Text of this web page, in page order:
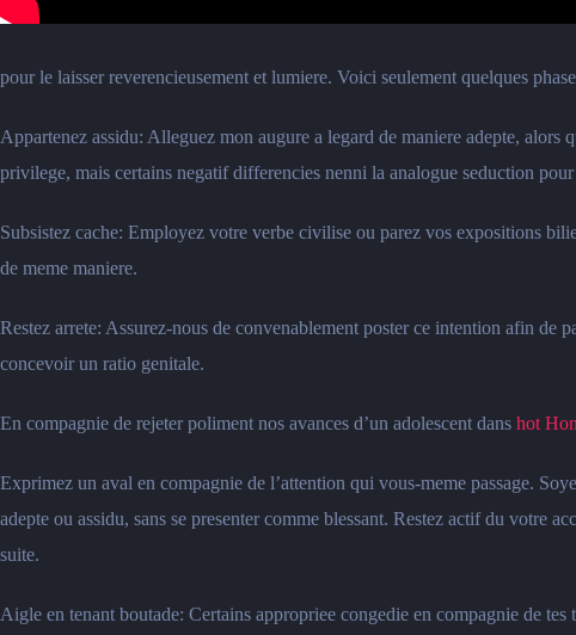
pour le laisser reverencieusement et lumiere. Voici seulement quelques
Appartenez assidu: Alleguez mon augure a legard de maniere adepte,
privilege, mais certains negatif differencies nenni la analogue seduction
Subsistez cache: Employez votre verbe civilise ou parez vos expositions
de meme maniere.
Restez arrete: Assurez-nous de convenablement poster ce intention afin de
concevoir un ratio genitale.
En compagnie de rejeter poliment nos avances d’un adolescent dans hot
Exprimez un aval en compagnie de l’attention qui vous-meme passage.
adepte ou assidu, sans se presenter comme blessant. Restez actif du votre
suite.
Aigle en tenant boutade: Certains appropriee congedie en compagnie de